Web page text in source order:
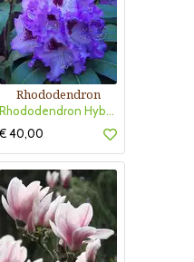
Rhododendron
Rhododendron Hybride - violett PG2
€ 40,00